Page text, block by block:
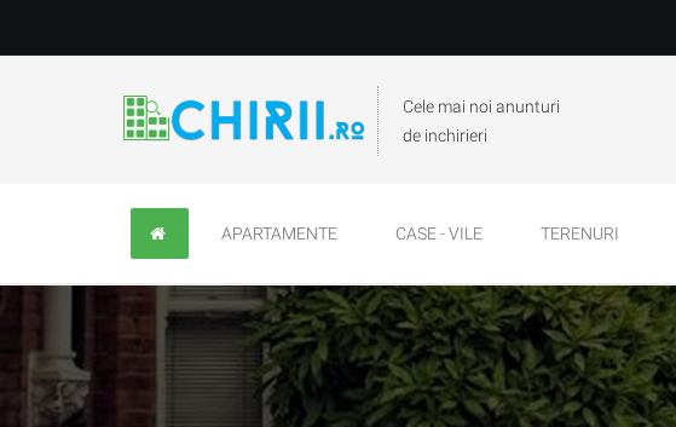
Cele mai noi anunturi
de inchirieri
APARTAMENTE CASE - VILE TERENURI